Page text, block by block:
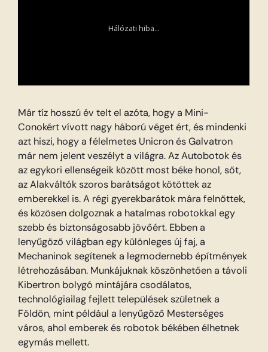
Már tíz hosszú év telt el azóta, hogy a Mini-
Conokért vívott nagy háború véget ért, és mindenki
azt hiszi, hogy a félelmetes Unicron és Galvatron
már nem jelent veszélyt a világra. Az Autobotok és
az egykori ellenségeik között most béke honol, sőt,
az Alakváltók szoros barátságot kötöttek az
emberekkel is. A régi gyerekbarátok mára felnőttek,
és közösen dolgoznak a hatalmas robotokkal egy
szebb és biztonságosabb jövőért. Ebben a
lenyűgöző világban egy különleges új faj, a
Mechaninok segítenek a legmodernebb építmények
létrehozásában. Munkájuknak köszönhetően a távoli
Kibertron bolygó mintájára csodálatos,
technológiailag fejlett települések születnek a
Földön, mint például a lenyűgöző Mesterséges
város, ahol emberek és robotok békében élhetnek
egymás mellett.